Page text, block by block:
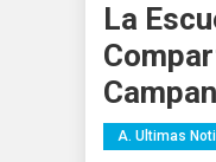
La
A. Ultimas